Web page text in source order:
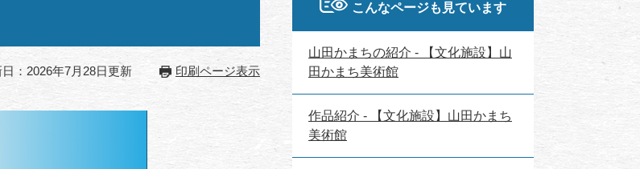
：2026年7月28日更新 印刷ページ表示
こんなページも見ています
山田かまちの紹介 - 【文化施設】山
田かまち美術館
作品紹介 - 【文化施設】山田かまち
美術館